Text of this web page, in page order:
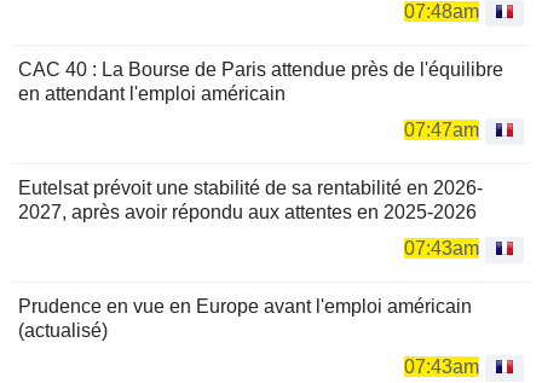
07:48am
CAC 40 : La Bourse de Paris attendue près de l'équilibre
en attendant l'emploi américain
07:47am
Eutelsat prévoit une stabilité de sa rentabilité en 2026-
2027, après avoir répondu aux attentes en 2025-2026
07:43am
Prudence en vue en Europe avant l'emploi américain
(actualisé)
07:43am